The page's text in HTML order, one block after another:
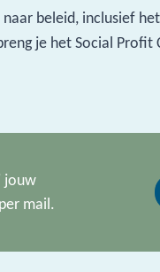
beleid, inclusief
je het Social
jouw
mail.